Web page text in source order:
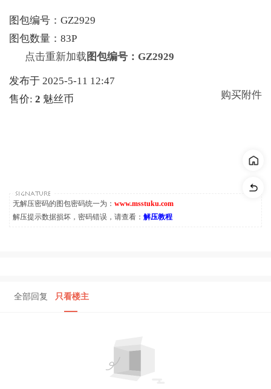
图包编号：GZ2929
图包数量：83P
点击重新加载 图包编号：GZ2929
发布于 2025-5-11 12:47
售价: 2 魅丝币 购买附件
无解压密码的图包密码统一为： www.msstuku.com
解压提示数据损坏，密码错误，请查看： 解压教程
全部回复 只看楼主